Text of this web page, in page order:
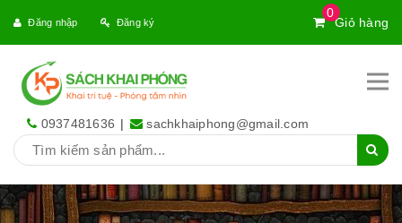
0
Giỏ hàng
Đăng nhập Đăng ký
0937481636 | sachkhaiphong@gmail.com